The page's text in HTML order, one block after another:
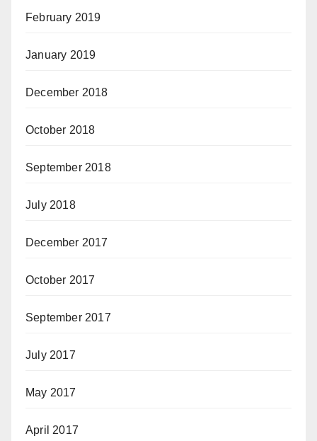
February 2019
January 2019
December 2018
October 2018
September 2018
July 2018
December 2017
October 2017
September 2017
July 2017
May 2017
April 2017